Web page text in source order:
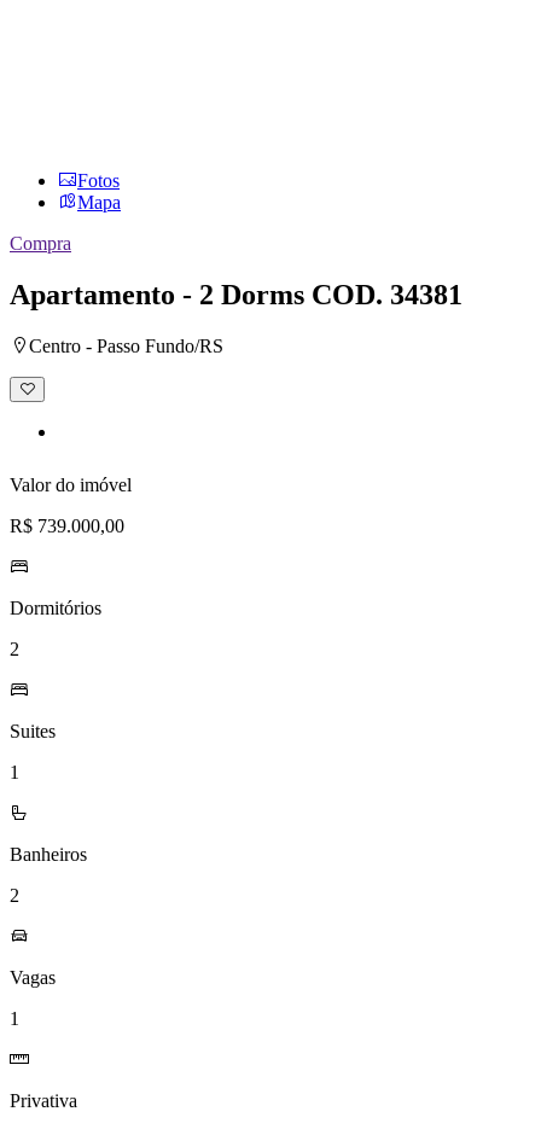
Fotos
Mapa
Compra
Apartamento - 2 Dorms COD. 34381
Centro - Passo Fundo/RS
Adicionar
à
Valor do imóvel
R$ 739.000,00
Dormitórios
2
Suites
1
Banheiros
2
Vagas
1
Privativa